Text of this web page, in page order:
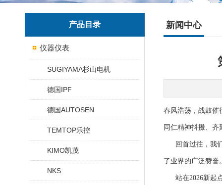
产品目录
仪器仪表
SUGIYAMA杉山电机
德国IPF
德国AUTOSEN
TEMTOP乐控
KIMO凯茂
NKS
新闻中心
春风浩荡，战鼓催
同仁精神抖擞、
回首过往，我们
了业界的广泛赞誉
站在2026新起点